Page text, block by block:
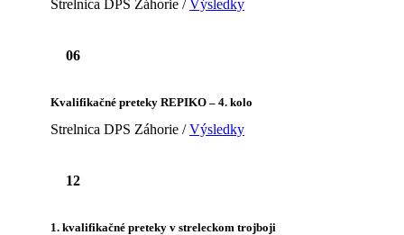
Strelnica DPS Záhorie /Výsledky
06
Kvalifikačné preteky REPIKO – 4. kolo
Strelnica DPS Záhorie /Výsledky
12
1. kvalifikačné preteky v streleckom trojboji